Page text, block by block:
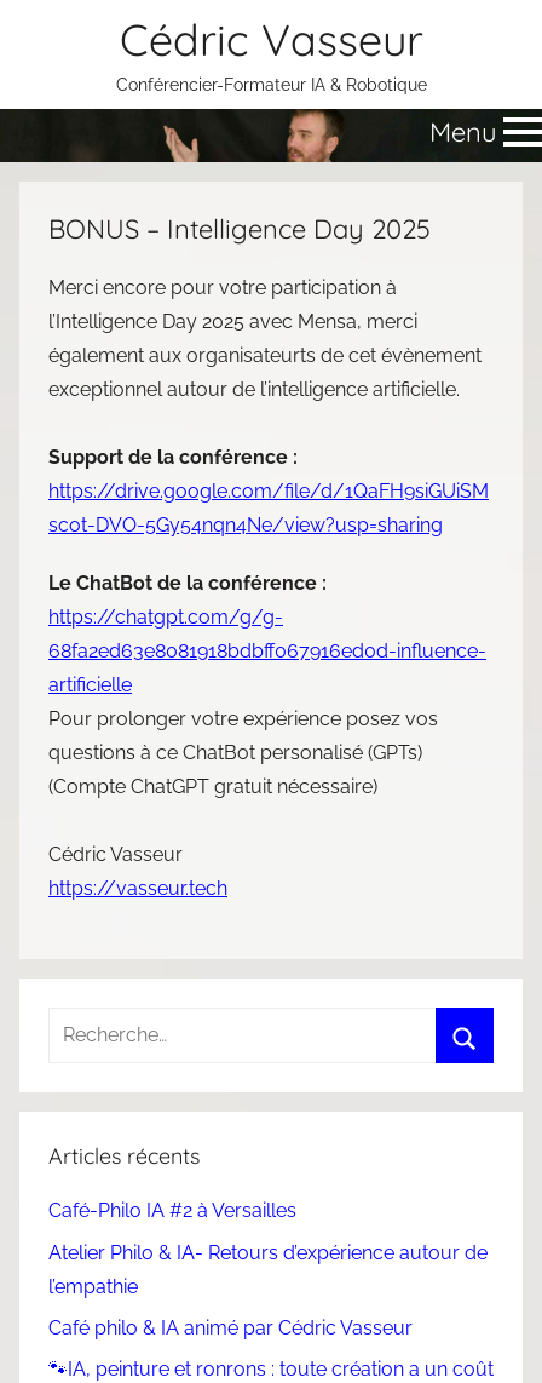
Cédric Vasseur
Conférencier-Formateur IA & Robotique
Menu
BONUS – Intelligence Day 2025
Merci encore pour votre participation à
l’Intelligence Day 2025 avec Mensa, merci
également aux organisateurts de cet évènement
exceptionnel autour de l’intelligence artificielle.
Support de la conférence :
https://drive.google.com/file/d/1QaFH9siGUiSM
scot-DVO-5Gy54nqn4Ne/view?usp=sharing
Le ChatBot de la conférence :
https://chatgpt.com/g/g-
68fa2ed63e8081918bdbff067916ed0d-influence-
artificielle
Pour prolonger votre expérience posez vos
questions à ce ChatBot personalisé (GPTs)
(Compte ChatGPT gratuit nécessaire)
Cédric Vasseur
https://vasseur.tech
Articles récents
Café-Philo IA #2 à Versailles
Atelier Philo & IA- Retours d’expérience autour de
l’empathie
Café philo & IA animé par Cédric Vasseur
🐾IA, peinture et ronrons : toute création a un coût